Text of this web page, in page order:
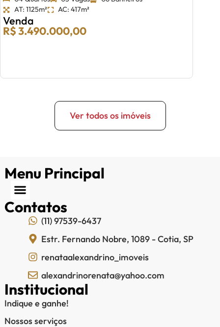
AT: 1125m²
AC: 417m²
Venda
R$ 3.490.000,00
Ver todos os imóveis
Menu Principal
Contatos
(11) 97539-6437
Estr. Fernando Nobre, 1089 - Cotia, SP
renataalexandrino_imoveis
alexandrinorenata@yahoo.com
Institucional
Indique e ganhe!
Nossos serviços